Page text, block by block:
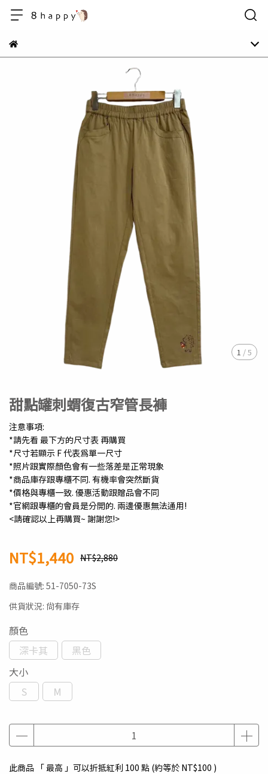
1 /5
甜點罐刺蝟復古窄管長褲
注意事項:
*請先看 最下方的尺寸表 再購買
*尺寸若顯示 F 代表為單一尺寸
*照片跟實際顏色會有一些落差是正常現象
*商品庫存跟專櫃不同. 有機率會突然斷貨
*價格與專櫃一致. 優惠活動跟贈品會不同
*官網跟專櫃的會員是分開的. 兩邊優惠無法通用!
<請確認以上再購買~ 謝謝您!>
NT$1,440 NT$2,880
商品編號: 51-7050-73S
供貨狀況: 尚有庫存
顏色
深卡其
黑色
大小
S
M
此商品 「 最高 」可以折抵紅利 100 點 (約等於 NT$100 )